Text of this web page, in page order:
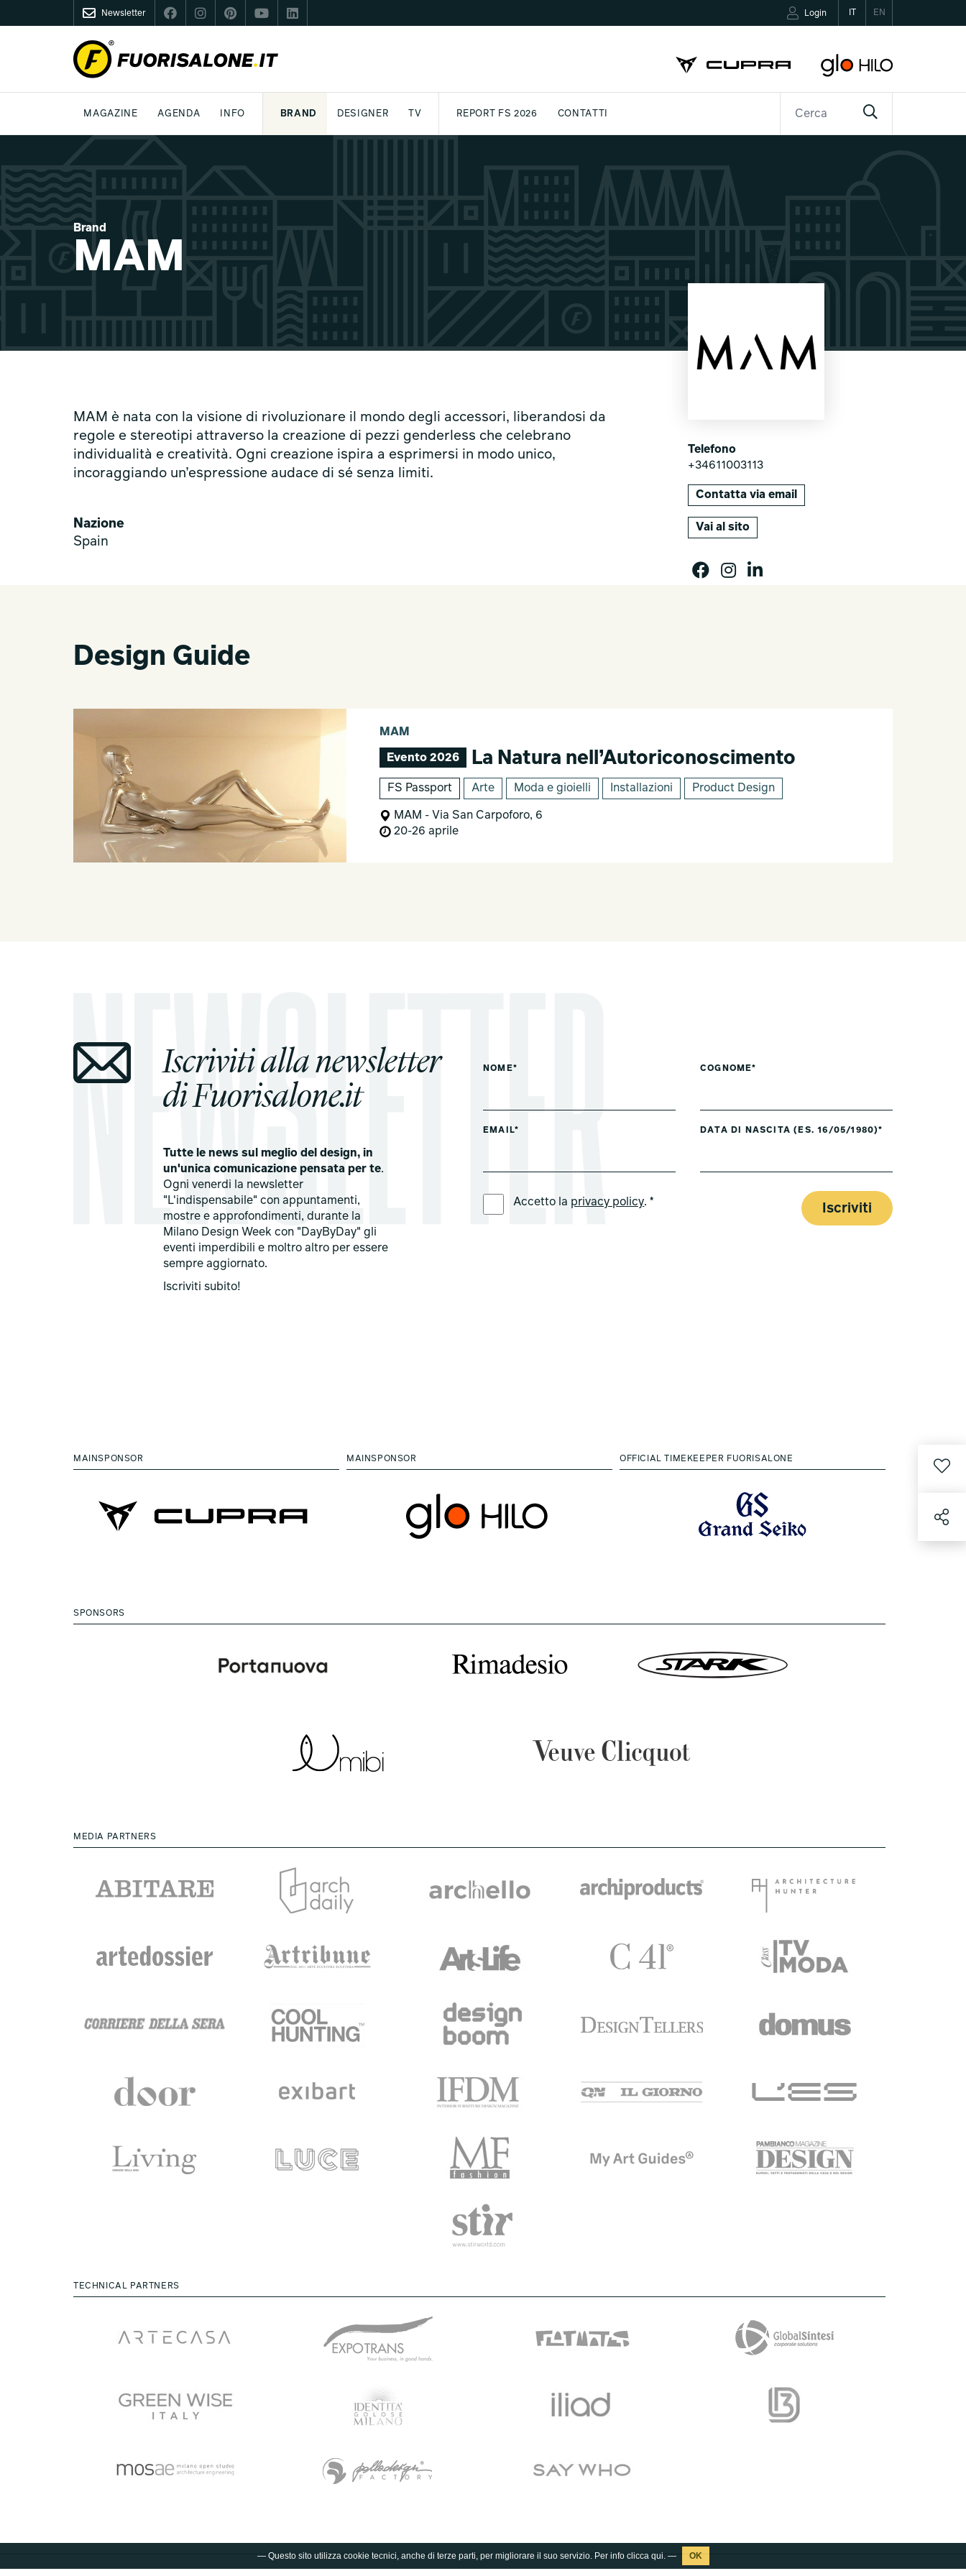
— Questo sito utilizza cookie tecnici, anche di terze parti, per migliorare il suo servizio. Per info clicca qui. —
Newsletter EN
Login
MAGAZINE
DESIGN
AGENDA
MILANO DESIGN AGENDA
INFO
COS'È FUORISALONE
BRAND DESIGNER TV REPORT FS 2026 CONTATTI
Brand
MAM
MAM è nata con la visione di rivoluzionare il mondo degli accessori, liberandosi da
regole e stereotipi attraverso la creazione di pezzi genderless che celebrano
individualità e creatività. Ogni creazione ispira a esprimersi in modo unico,
incoraggiando un’espressione audace di sé senza limiti.
Nazione
Spain
Telefono
+34611003113
Contatta via email
Vai al sito
Design Guide
MAM
Evento 2026 La Natura nell’Autoriconoscimento
FS Passport Arte Moda e gioielli Installazioni Product Design
MAM - Via San Carpoforo, 6
20-26 aprile
Iscriviti alla newsletter
di Fuorisalone.it
Tutte le news sul meglio del design, in
un'unica comunicazione pensata per te.
Ogni venerdi la newsletter
"L'indispensabile" con appuntamenti,
mostre e approfondimenti, durante la
Milano Design Week con "DayByDay" gli
eventi imperdibili e moltro altro per essere
sempre aggiornato.
Iscriviti subito!
NOME* COGNOME*
EMAIL* DATA DI NASCITA (ES. 16/05/1980)*
Accetto la privacy policy. * Iscriviti
MAINSPONSOR MAINSPONSOR OFFICIAL TIMEKEEPER FUORISALONE
SPONSORS
MEDIA PARTNERS
TECHNICAL PARTNERS